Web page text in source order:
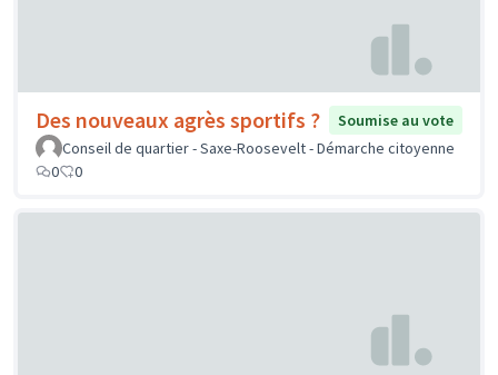
Des nouveaux agrès sportifs ?
Soumise au vote
Conseil de quartier - Saxe-Roosevelt - Démarche citoyenne
0
0